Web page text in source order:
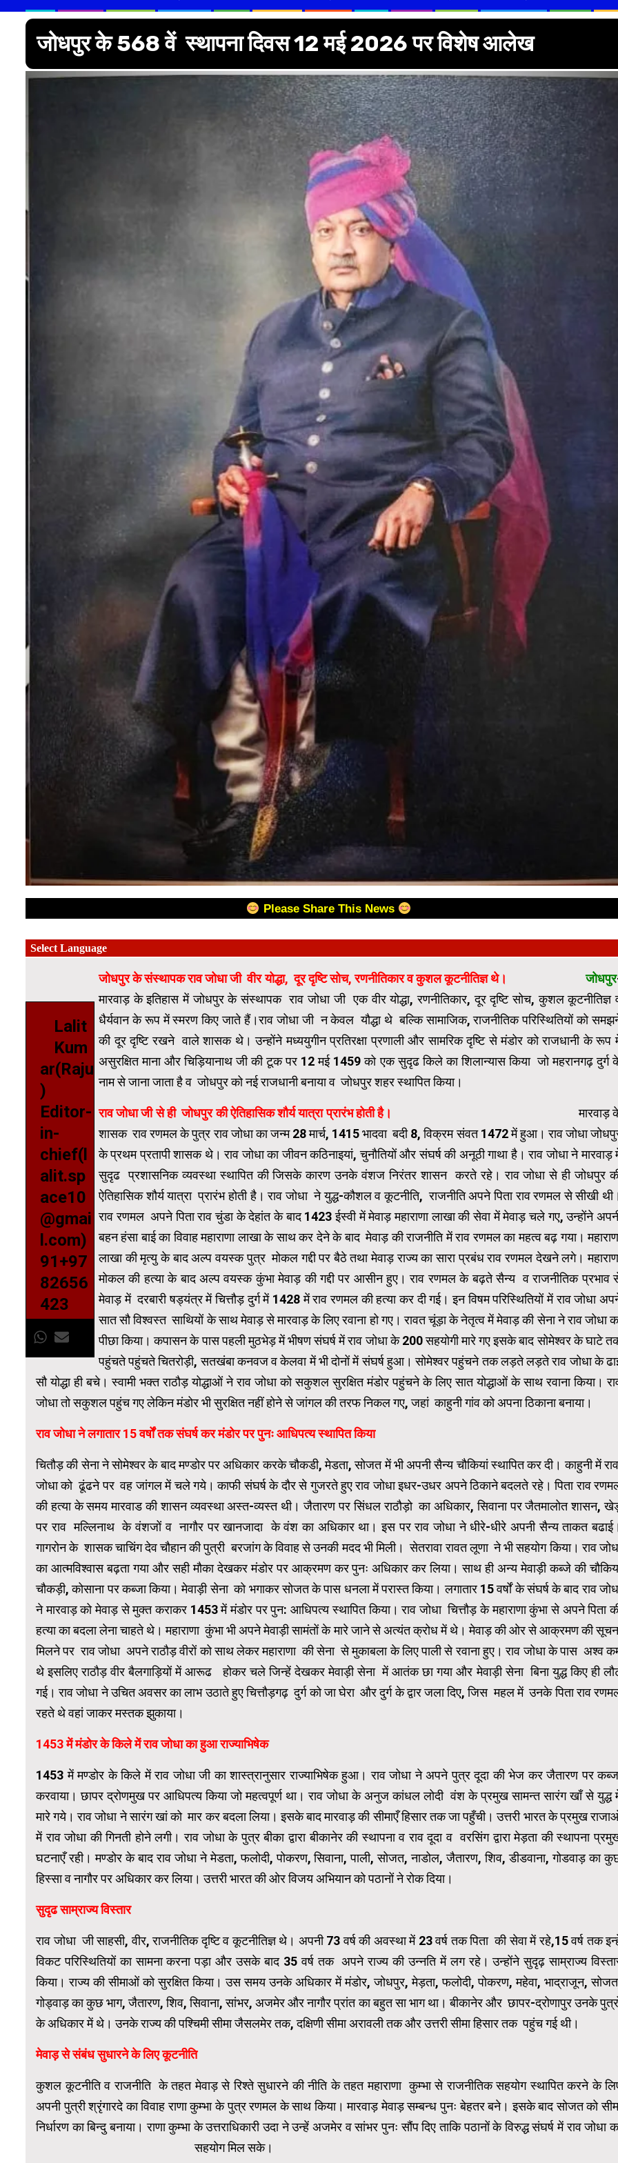
जोधपुर के 568 वें स्थापना दिवस 12 मई 2026 पर विशेष आलेख
Please Share This News
Lalit
Kum
ar(Raju
)
Editor-
in-
chief(l
alit.sp
ace10
@gmai
l.com)
91+97
82656
423
जोधपुर के संस्थापक राव जोधा जी वीर योद्धा,दूर दृष्टि सोच,रणनीतिकार व कुशल कूटनीतिज्ञ थे।जोधपुर
मारवाड़ के इतिहास में जोधपुर के संस्थापक राव जोधा जी एक वीर योद्धा, रणनीतिकार, दूर दृष्टि सोच, कुशल कूटनीतिज्ञ
धैर्यवान के रूप में स्मरण किए जाते हैं।राव जोधा जी न केवल यौद्धा थे बल्कि सामाजिक, राजनीतिक परिस्थितियों को
की दूर दृष्टि रखने वाले शासक थे। उन्होंने मध्ययुगीन प्रतिरक्षा प्रणाली और सामरिक दृष्टि से मंडोर को राजधानी के रूप
असुरक्षित माना और चिड़ियानाथ जी की टूक पर 12 मई 1459 को एक सुदृढ किले का शिलान्यास किया जो महरानगढ़ दुर्ग
नाम से जाना जाता है व जोधपुर को नई राजधानी बनाया व जोधपुर शहर स्थापित किया।
राव जोधा जी से ही जोधपुर की ऐतिहासिक शौर्य यात्रा प्रारंभ होती है।मारवाड़
शासक राव रणमल के पुत्र राव जोधा का जन्म 28 मार्च, 1415 भादवा बदी 8, विक्रम संवत 1472 में हुआ। राव जोधा
के प्रथम प्रतापी शासक थे। राव जोधा का जीवन कठिनाइयां, चुनौतियों और संघर्ष की अनूठी गाथा है। राव जोधा ने मारवाड़
सुदृढ प्रशासनिक व्यवस्था स्थापित की जिसके कारण उनके वंशज निरंतर शासन करते रहे। राव जोधा से ही जोधपुर
ऐतिहासिक शौर्य यात्रा प्रारंभ होती है। राव जोधा ने युद्ध-कौशल व कूटनीति, राजनीति अपने पिता राव रणमल से सीखी थी।
राव रणमल अपने पिता राव चुंडा के देहांत के बाद 1423 ईस्वी में मेवाड़ महाराणा लाखा की सेवा में मेवाड़ चले गए, उन्होंने
बहन हंसा बाई का विवाह महाराणा लाखा के साथ कर देने के बाद मेवाड़ की राजनीति में राव रणमल का महत्व बढ़ गया।
लाखा की मृत्यु के बाद अल्प वयस्क पुत्र मोकल गद्दी पर बैठे तथा मेवाड़ राज्य का सारा प्रबंध राव रणमल देखने लगे।
मोकल की हत्या के बाद अल्प वयस्क कुंभा मेवाड़ की गद्दी पर आसीन हुए। राव रणमल के बढ़ते सैन्य व राजनीतिक प्रभाव
मेवाड़ में दरबारी षड्यंत्र में चित्तौड़ दुर्ग में 1428 में राव रणमल की हत्या कर दी गई। इन विषम परिस्थितियों में राव जोधा
सात सौ विश्वस्त साथियों के साथ मेवाड़ से मारवाड़ के लिए रवाना हो गए। रावत चूंड़ा के नेतृत्व में मेवाड़ की सेना ने राव जोधा
पीछा किया। कपासन के पास पहली मुठभेड़ में भीषण संघर्ष में राव जोधा के 200 सहयोगी मारे गए इसके बाद सोमेश्वर के घाटे
पहुंचते पहुंचते चितरोड़ी, सतखंबा कनवज व केलवा में भी दोनों में संघर्ष हुआ। सोमेश्वर पहुंचने तक लड़ते लड़ते राव जोधा के
सौ योद्धा ही बचे। स्वामी भक्त राठौड़ योद्धाओं ने राव जोधा को सकुशल सुरक्षित मंडोर पहुंचने के लिए सात योद्धाओं के साथ रवाना किया।
जोधा तो सकुशल पहुंच गए लेकिन मंडोर भी सुरक्षित नहीं होने से जांगल की तरफ निकल गए, जहां काहुनी गांव को अपना ठिकाना बनाया।
राव जोधा ने लगातार15वर्षों तक संघर्ष कर मंडोर पर पुनः आधिपत्य स्थापित किया
चितौड़ की सेना ने सोमेश्वर के बाद मण्डोर पर अधिकार करके चौकडी, मेडता, सोजत में भी अपनी सैन्य चौकियां स्थापित कर दी। काहुनी में राव
जोधा को ढूंढने पर वह जांगल में चले गये। काफी संघर्ष के दौर से गुजरते हुए राव जोधा इधर-उधर अपने ठिकाने बदलते रहे। पिता राव
की हत्या के समय मारवाड की शासन व्यवस्था अस्त-व्यस्त थी। जैतारण पर सिंधल राठौड़ो का अधिकार, सिवाना पर जैतमालोत शासन,
पर राव मल्लिनाथ के वंशजों व नागौर पर खानजादा के वंश का अधिकार था। इस पर राव जोधा ने धीरे-धीरे अपनी सैन्य ताकत बढाई।
गागरोन के शासक चाचिंग देव चौहान की पुत्री बरजांग के विवाह से उनकी मदद भी मिली। सेतरावा रावत लूणा ने भी सहयोग किया। राव
का आत्मविश्वास बढ़ता गया और सही मौका देखकर मंडोर पर आक्रमण कर पुनः अधिकार कर लिया। साथ ही अन्य मेवाड़ी कब्जे की
चौकड़ी, कोसाना पर कब्जा किया। मेवाड़ी सेना को भगाकर सोजत के पास धनला में परास्त किया। लगातार 15 वर्षों के संघर्ष के बाद राव
ने मारवाड़ को मेवाड़ से मुक्त कराकर 1453 में मंडोर पर पुन: आधिपत्य स्थापित किया। राव जोधा चित्तौड़ के महाराणा कुंभा से अपने पिता
हत्या का बदला लेना चाहते थे। महाराणा कुंभा भी अपने मेवाड़ी सामंतों के मारे जाने से अत्यंत क्रोध में थे। मेवाड़ की ओर से आक्रमण की
मिलने पर राव जोधा अपने राठौड़ वीरों को साथ लेकर महाराणा की सेना से मुकाबला के लिए पाली से रवाना हुए। राव जोधा के पास अश्व
थे इसलिए राठौड़ वीर बैलगाड़ियों में आरूढ होकर चले जिन्हें देखकर मेवाड़ी सेना में आतंक छा गया और मेवाड़ी सेना बिना युद्ध किए ही
गई। राव जोधा ने उचित अवसर का लाभ उठाते हुए चित्तौड़गढ़ दुर्ग को जा घेरा और दुर्ग के द्वार जला दिए, जिस महल में उनके पिता राव
रहते थे वहां जाकर मस्तक झुकाया।
1453में मंडोर के किले में राव जोधा का हुआ राज्याभिषेक
1453 में मण्डोर के किले में राव जोधा जी का शास्त्रानुसार राज्याभिषेक हुआ। राव जोधा ने अपने पुत्र दूदा की भेज कर जैतारण पर
करवाया। छापर द्रोणमुख पर आधिपत्य किया जो महत्वपूर्ण था। राव जोधा के अनुज कांधल लोदी वंश के प्रमुख सामन्त सारंग खाँ से युद्ध
मारे गये। राव जोधा ने सारंग खां को मार कर बदला लिया। इसके बाद मारवाड़ की सीमाएँ हिसार तक जा पहुँची। उत्तरी भारत के प्रमुख
में राव जोधा की गिनती होने लगी। राव जोधा के पुत्र बीका द्वारा बीकानेर की स्थापना व राव दूदा व वरसिंग द्वारा मेड़ता की स्थापना
घटनाएँ रही। मण्डोर के बाद राव जोधा ने मेडता, फलोदी, पोकरण, सिवाना, पाली, सोजत, नाडोल, जैतारण, शिव, डीडवाना, गोडवाड़ का
हिस्सा व नागौर पर अधिकार कर लिया। उत्तरी भारत की ओर विजय अभियान को पठानों ने रोक दिया।
सुदृढ साम्राज्य विस्तार
राव जोधा जी साहसी, वीर, राजनीतिक दृष्टि व कूटनीतिज्ञ थे। अपनी 73 वर्ष की अवस्था में 23 वर्ष तक पिता की सेवा में रहे,15 वर्ष तक
विकट परिस्थितियों का सामना करना पड़ा और उसके बाद 35 वर्ष तक अपने राज्य की उन्नति में लग रहे। उन्होंने सुदृढ़ साम्राज्य
किया। राज्य की सीमाओं को सुरक्षित किया। उस समय उनके अधिकार में मंडोर, जोधपुर, मेड़ता, फलोदी, पोकरण, महेवा, भाद्राजून,
गोड्वाड़ का कुछ भाग, जैतारण, शिव, सिवाना, सांभर, अजमेर और नागौर प्रांत का बहुत सा भाग था। बीकानेर और छापर-द्रोणापुर उनके
के अधिकार में थे। उनके राज्य की पश्चिमी सीमा जैसलमेर तक, दक्षिणी सीमा अरावली तक और उत्तरी सीमा हिसार तक पहुंच गई थी।
मेवाड़ से संबंध सुधारने के लिए कूटनीति
कुशल कूटनीति व राजनीति के तहत मेवाड़ से रिश्ते सुधारने की नीति के तहत महाराणा कुम्भा से राजनीतिक सहयोग स्थापित करने के
अपनी पुत्री श्रृंगारदे का विवाह राणा कुम्भा के पुत्र रणमल के साथ किया। मारवाड़ मेवाड़ सम्बन्ध पुनः बेहतर बने। इसके बाद सोजत को
निर्धारण का बिन्दु बनाया। राणा कुम्भा के उत्तराधिकारी उदा ने उन्हें अजमेर व सांभर पुनः सौंप दिए ताकि पठानों के विरुद्ध संघर्ष में राव जोधा
सहयोग मिल सके।